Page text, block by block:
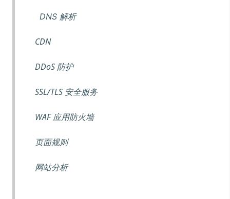
DNS 解析
CDN
DDoS 防护
SSL/TLS 安全服务
WAF 应用防火墙
页面规则
网站分析